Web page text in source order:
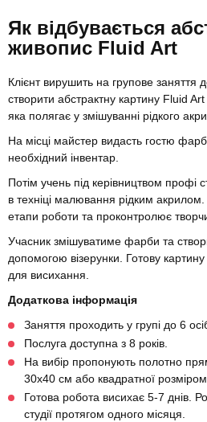
Як відбувається
живопис Fluid Art
Клієнт вирушить на групове заняття
створити абстрактну картину Fluid
яка полягає у змішуванні рідкого
На місці майстер видасть гостю
необхідний інвентар.
Потім учень під керівництвом профі
в техніці малювання рідким акрилом.
етапи роботи та проконтролює
Учасник змішуватиме фарби та
допомогою візерунки. Готову картину
для висихання.
Додаткова інформація
Заняття проходить у групі до 6
Послуга доступна з 8 років.
На вибір пропонують полотно
30х40 см або квадратної
Готова робота висихає 5-7 днів.
студії протягом одного місяця.